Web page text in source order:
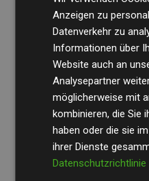
Die
regelmäßig unsere
Transparenz und
Ihre Prüfungen belegen,
Klimaschutzprojekte im
geschätzten CO₂-
Websites kompensieren
Anzeigen zu
Datenverkehr zu
Informationen über
Website auch an
Analysepartner
möglicherweise mit
kombinieren, die Sie
haben oder die sie
ihrer Dienste
Datenschutzrichtlinie